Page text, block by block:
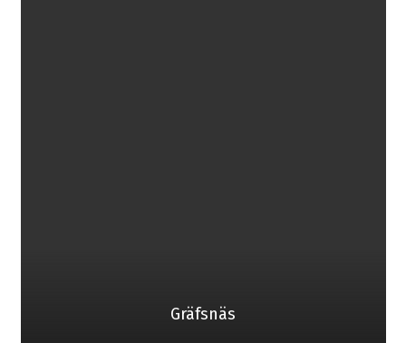
Gräfsnäs